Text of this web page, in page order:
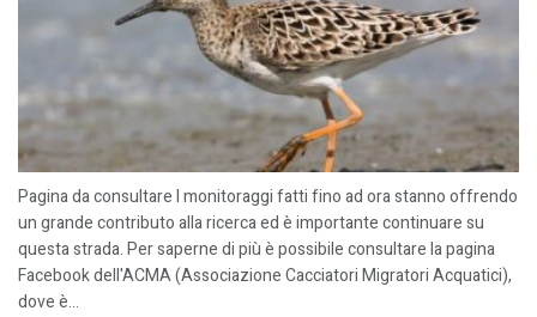
Pagina da consultare I monitoraggi fatti fino ad ora stanno offrendo
un grande contributo alla ricerca ed è importante continuare su
questa strada. Per saperne di più è possibile consultare la pagina
Facebook dell'ACMA (Associazione Cacciatori Migratori Acquatici),
dove è...